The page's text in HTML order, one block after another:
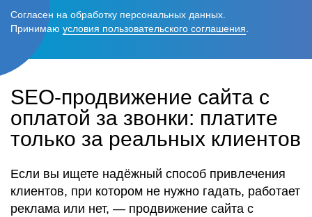
Согласен на обработку персональных данных.
Принимаю условия пользовательского соглашения
SEO-продвижение сайта с
оплатой за звонки: платите
только за реальных клиентов
Если вы ищете надёжный способ привлечения
клиентов, при котором не нужно гадать, работает
реклама или нет, — продвижение сайта с